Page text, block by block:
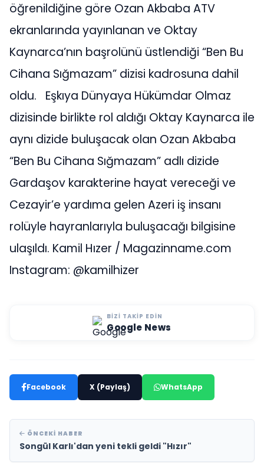
öğrenildiğine göre Ozan Akbaba ATV
ekranlarında yayınlanan ve Oktay
Kaynarca’nın başrolünü üstlendiği “Ben Bu
Cihana Sığmazam” dizisi kadrosuna dahil
oldu. Eşkıya Dünyaya Hükümdar Olmaz
dizisinde birlikte rol aldığı Oktay Kaynarca ile
aynı dizide buluşacak olan Ozan Akbaba
“Ben Bu Cihana Sığmazam” adlı dizide
Gardaşov karakterine hayat vereceği ve
Cezayir’e yardıma gelen Azeri iş insanı
rolüyle hayranlarıyla buluşacağı bilgisine
ulaşıldı. Kamil Hızer / Magazinname.com
Instagram: @kamilhizer
BIZI TAKIP EDIN
Google News
Facebook X (Paylaş) WhatsApp
ÖNCEKI HABER
Songül Karlı'dan yeni tekli geldi "Hızır"